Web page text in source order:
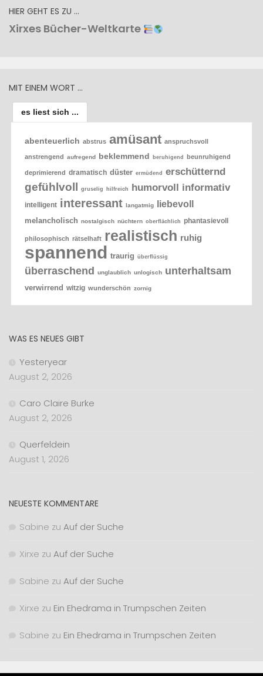
HIER GEHT ES ZU …
Xirxes Bücher-Weltkarte
MIT EINEM WORT …
es liest sich ...
abenteuerlich abstrus amüsant anspruchsvoll
anstrengend aufregend beklemmend beruhigend beunruhigend
deprimierend dramatisch düster ermüdend erschütternd
gefühlvoll gruselig hilfreich humorvoll informativ
intelligent interessant langatmig liebevoll
melancholisch nostalgisch nüchtern oberflächlich phantasievoll
philosophisch rätselhaft realistisch ruhig
spannend traurig überflüssig
überraschend unglaublich unlogisch unterhaltsam
verwirrend witzig wunderschön zornig
WAS ES NEUES GIBT
Yesteryear
August 2, 2026
Caro Claire Burke
August 2, 2026
Querfeldein
August 1, 2026
NEUESTE KOMMENTARE
Sabine zu Auf der Suche
Xirxe zu Auf der Suche
Sabine zu Auf der Suche
Xirxe zu Ein Ehedrama in Trumpschen Zeiten
Sabine zu Ein Ehedrama in Trumpschen Zeiten